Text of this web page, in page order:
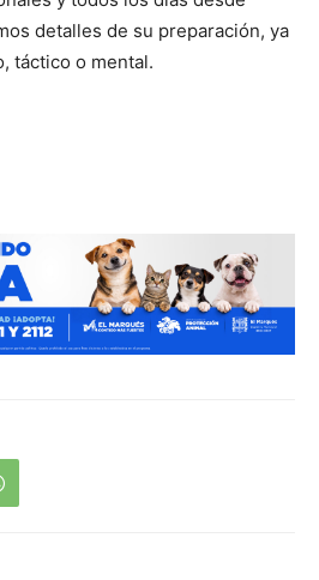
detalles de su preparación, ya
táctico o mental.